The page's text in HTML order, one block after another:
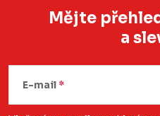
á
Mějte
a
E-mail